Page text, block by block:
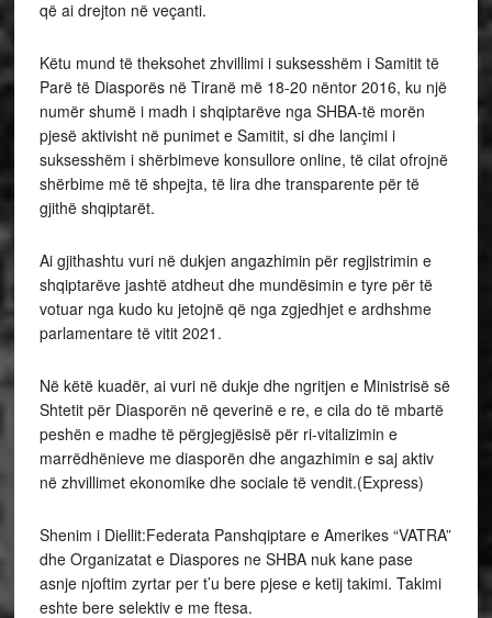
që ai drejton në veçanti.
Këtu mund të theksohet zhvillimi i suksesshëm i Samitit të
Parë të Diasporës në Tiranë më 18-20 nëntor 2016, ku një
numër shumë i madh i shqiptarëve nga SHBA-të morën
pjesë aktivisht në punimet e Samitit, si dhe lançimi i
suksesshëm i shërbimeve konsullore online, të cilat ofrojnë
shërbime më të shpejta, të lira dhe transparente për të
gjithë shqiptarët.
Ai gjithashtu vuri në dukjen angazhimin për regjistrimin e
shqiptarëve jashtë atdheut dhe mundësimin e tyre për të
votuar nga kudo ku jetojnë që nga zgjedhjet e ardhshme
parlamentare të vitit 2021.
Në këtë kuadër, ai vuri në dukje dhe ngritjen e Ministrisë së
Shtetit për Diasporën në qeverinë e re, e cila do të mbartë
peshën e madhe të përgjegjësisë për ri-vitalizimin e
marrëdhënieve me diasporën dhe angazhimin e saj aktiv
në zhvillimet ekonomike dhe sociale të vendit.(Express)
Shenim i Diellit:Federata Panshqiptare e Amerikes “VATRA”
dhe Organizatat e Diaspores ne SHBA nuk kane pase
asnje njoftim zyrtar per t’u bere pjese e ketij takimi. Takimi
eshte bere selektiv e me ftesa.